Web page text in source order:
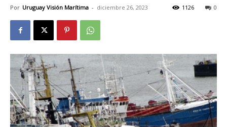
Por Uruguay Visión Marítima - diciembre 26, 2023 0
1126